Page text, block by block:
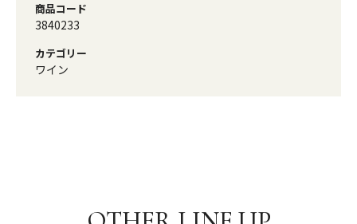
商品コード
3840233
カテゴリー
ワイン